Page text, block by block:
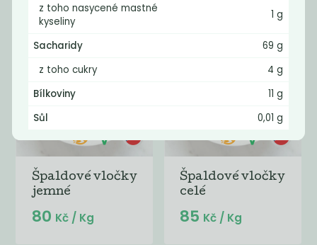
Špaldové vločky
jemné
80 Kč / Kg
Špaldové vločky
celé
85 Kč / Kg
z toho nasycené mastné
kyseliny
1 g
Sacharidy
69 g
z toho cukry
4 g
Bílkoviny
11 g
Sůl
0,01 g